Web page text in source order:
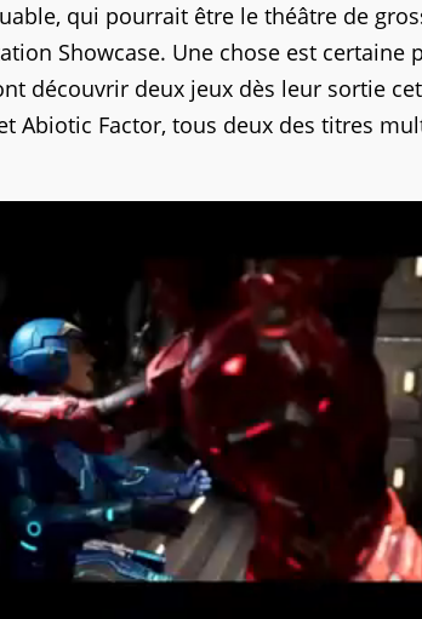
qui pourrait être le théâtre de
Showcase. Une chose est certaine
découvrir deux jeux dès leur sortie cet
Abiotic Factor, tous deux des titres